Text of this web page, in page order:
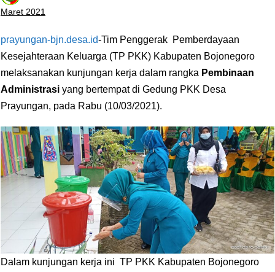
Maret 2021
prayungan-bjn.desa.id-Tim Penggerak Pemberdayaan
Kesejahteraan Keluarga (TP PKK) Kabupaten Bojonegoro
melaksanakan kunjungan kerja dalam rangka Pembinaan
Administrasi yang bertempat di Gedung PKK Desa
Prayungan, pada Rabu (10/03/2021).
Dalam kunjungan kerja ini TP PKK Kabupaten Bojonegoro